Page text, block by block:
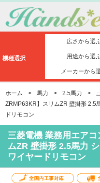
機種選択
広さから選
用途から選
メーカーから
ホーム > 馬力 > 2.5馬力 >
ZRMP63KR】スリムZR 壁掛形 2.5
ドリモコン
三菱電機 業務用エア
ムZR 壁掛形 2.5馬力
ワイヤードリモコン